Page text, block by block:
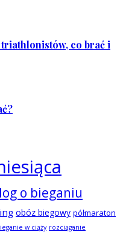
co brać i
o bieganiu
obóz biegowy półmaraton
w ciąży rozciąganie